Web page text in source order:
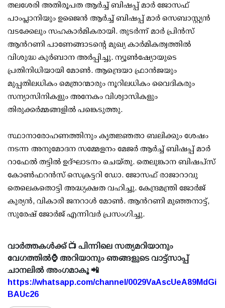
തലശേരി അതിരൂപത ആർച്ച് ബിഷപ്പ് മാർ ജോസഫ്
പാംപ്ലാനിയും ഉജൈൻ ആർച്ച് ബിഷപ്പ് മാർ സെബാസ്റ്റ്യൻ
വടക്കേലും സഹകാർമികരായി. തുടർന്ന് മാർ പ്രിൻസ്
ആൻറണി പാണേങ്ങാടൻ്റെ മുഖ്യ കാർമികത്വത്തിൽ
വിശുദ്ധ കുർബാന അർപ്പിച്ചു. ന്യൂൺഷ്യോയുടെ
പ്രതിനിധിയായി മോൺ. ആന്ദ്രെയാ ഫ്രാൻജയും
മുപ്പതിലധികം മെത്രാന്മാരും നൂറിലധികം വൈദികരും
സന്യാസിനികളും അനേകം വിശ്വാസികളും
തിരുക്കർമ്മങ്ങളിൽ പങ്കെടുത്തു.
സ്ഥാനാരോഹണത്തിനും കൃതജ്ഞതാ ബലിക്കും ശേഷം
നടന്ന അനുമോദന സമ്മേളനം മേജർ ആർച്ച് ബിഷപ്പ് മാർ
റാഫേൽ തട്ടിൽ ഉദ്ഘാടനം ചെയ്തു. തെലുങ്കാന ബിഷപ്‌സ്
കോൺഫറൻസ് സെക്രട്ടറി ഡോ. ജോസഫ് രാജാറാവു
തെലെകതൊട്ടി അദ്ധ്യക്ഷത വഹിച്ചു. കേന്ദ്രമന്ത്രി ജോർജ്
കുര്യൻ, വികാരി ജനറാൾ മോൺ. ആൻറണി മുഞ്ഞനാട്ട്,
സുരേഷ് ജോർജ് എന്നിവർ പ്രസംഗിച്ചു.
വാർത്തകൾക്ക് 📺 പിന്നിലെ സത്യമറിയാനും
വേഗത്തിൽ⌚ അറിയാനും ഞങ്ങളുടെ വാട്ട്സാപ്പ്
ചാനലിൽ അംഗമാകൂ 📲
https://whatsapp.com/channel/0029VaAscUeA89MdGi
BAUc26